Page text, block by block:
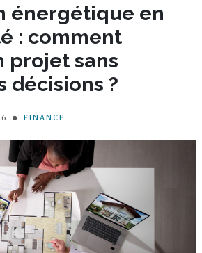
énergétique en
: comment
projet sans
décisions ?
FINANCE